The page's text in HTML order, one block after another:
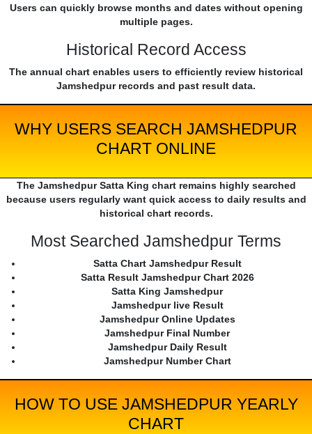
Users can quickly browse months and dates without opening
multiple pages.
Historical Record Access
The annual chart enables users to efficiently review historical
Jamshedpur records and past result data.
WHY USERS SEARCH JAMSHEDPUR
CHART ONLINE
The Jamshedpur Satta King chart remains highly searched
because users regularly want quick access to daily results and
historical chart records.
Most Searched Jamshedpur Terms
Satta Chart Jamshedpur Result
Satta Result Jamshedpur Chart 2026
Satta King Jamshedpur
Jamshedpur live Result
Jamshedpur Online Updates
Jamshedpur Final Number
Jamshedpur Daily Result
Jamshedpur Number Chart
HOW TO USE JAMSHEDPUR YEARLY
CHART